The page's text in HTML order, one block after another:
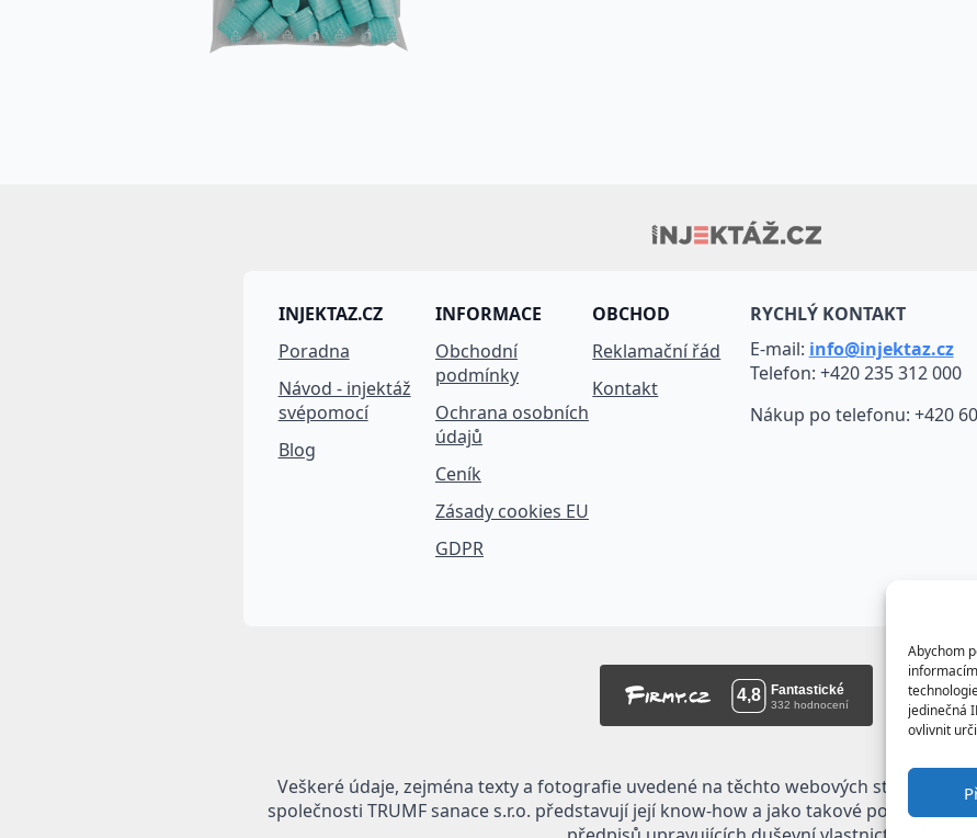
Abychom
jedinečná
ovlivnit
INJEKTAZ.CZ
Poradna
Návod - injektáž
svépomocí
Blog
INFORMACE
Obchodní
podmínky
Ochrana osobních
údajů
Ceník
Zásady cookies EU
GDPR
OBCHOD
Reklamační řád
Kontakt
RYCHLÝ KONTAKT
E-mail: info@injektaz.cz
Telefon: +420 235 312 000
Nákup po telefonu: +420
Veškeré údaje, zejména texty a fotografie uvedené na těchto webových stránkách
společnosti TRUMF sanace s.r.o. představují její know-how a jako takové požívají